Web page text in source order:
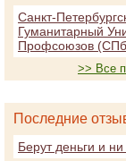
Санкт-
Гуманитарный
Профсоюзов
>> Все
Последние
Берут деньги и ни